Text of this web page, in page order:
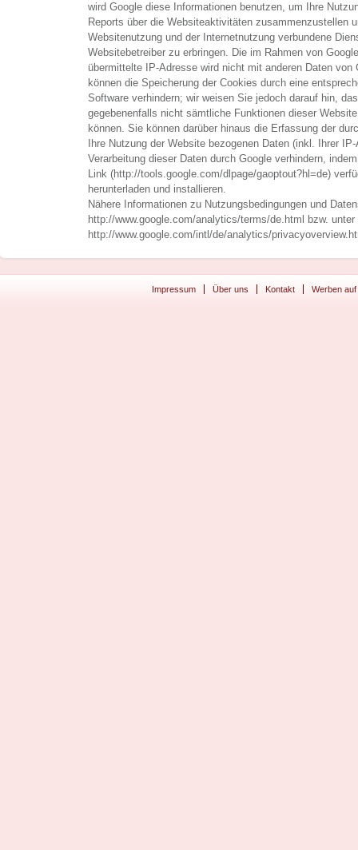
wird Google diese Informationen benutzen, um Ihre
Reports über die Websiteaktivitäten zusammenzustellen
Websitenutzung und der Internetnutzung verbundene
Websitebetreiber zu erbringen. Die im Rahmen von
übermittelte IP-Adresse wird nicht mit anderen Daten von
können die Speicherung der Cookies durch eine
Software verhindern; wir weisen Sie jedoch darauf hin,
gegebenenfalls nicht sämtliche Funktionen dieser
können. Sie können darüber hinaus die Erfassung der
Ihre Nutzung der Website bezogenen Daten (inkl. Ihrer
Verarbeitung dieser Daten durch Google verhindern,
Link (http://tools.google.com/dlpage/gaoptout?hl=de)
herunterladen und installieren.
Nähere Informationen zu Nutzungsbedingungen und
http://www.google.com/analytics/terms/de.html bzw. unter
http://www.google.com/intl/de/analytics/
Impressum Über uns Kontakt Werben